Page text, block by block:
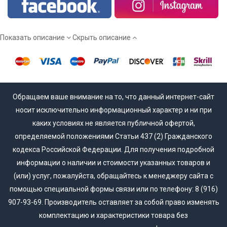
Мы работаем напрямую от производителя, а потому вы
недорого!
Показать описание Скрыть описание
Обращаем ваше внимание на то, что данный интернет-сайт
носит исключительно информационный характер и ни при
каких условиях не является публичной офертой,
определяемой положениями Статьи 437 (2) Гражданского
кодекса Российской Федерации. Для получения подробной
информации о наличии и стоимости указанных товаров и
(или) услуг, пожалуйста, обращайтесь к менеджеру сайта с
помощью специальной формы связи или по телефону: 8 (916)
907-93-69. Производитель оставляет за собой право изменять
комплектацию и характеристики товара без